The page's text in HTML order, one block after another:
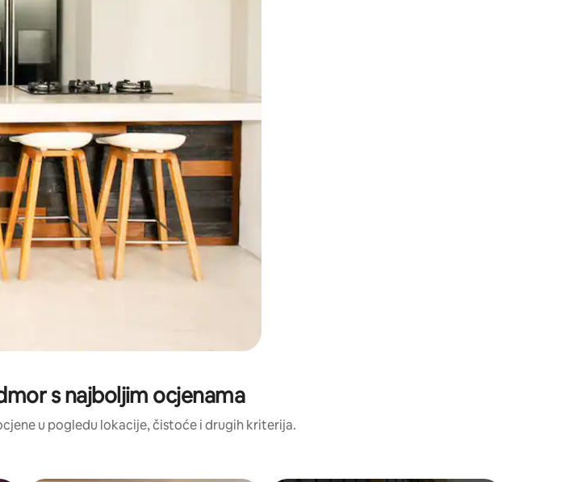
gore i prema dolje, kao i dodirom ili prelaskom prstom po zaslonu.
s najboljim ocjenama
u pogledu lokacije, čistoće i drugih kriterija.